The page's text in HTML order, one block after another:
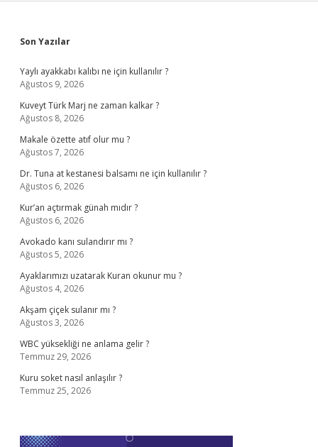
Sidebar
Son Yazılar
Yaylı ayakkabı kalıbı ne için kullanılır ?
Ağustos 9, 2026
Kuveyt Türk Marj ne zaman kalkar ?
Ağustos 8, 2026
Makale özette atıf olur mu ?
Ağustos 7, 2026
Dr. Tuna at kestanesi balsamı ne için kullanılır ?
Ağustos 6, 2026
Kur’an açtırmak günah mıdır ?
Ağustos 6, 2026
Avokado kanı sulandırır mı ?
Ağustos 5, 2026
Ayaklarımızı uzatarak Kuran okunur mu ?
Ağustos 4, 2026
Akşam çiçek sulanır mı ?
Ağustos 3, 2026
WBC yüksekliği ne anlama gelir ?
Temmuz 29, 2026
Kuru soket nasıl anlaşılır ?
Temmuz 25, 2026